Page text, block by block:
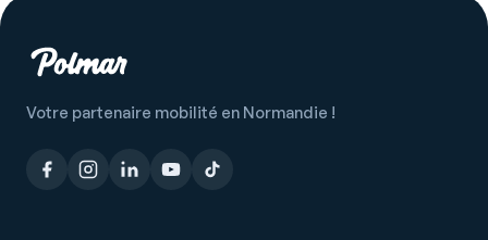
Vitres arrière électriques
Volant cuir
Votre partenaire mobilité en Normandie !